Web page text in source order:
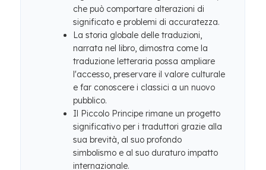
che può comportare alterazioni di
significato e problemi di accuratezza.
La storia globale delle traduzioni,
narrata nel libro, dimostra come la
traduzione letteraria possa ampliare
l'accesso, preservare il valore culturale
e far conoscere i classici a un nuovo
pubblico.
Il Piccolo Principe rimane un progetto
significativo per i traduttori grazie alla
sua brevità, al suo profondo
simbolismo e al suo duraturo impatto
internazionale.